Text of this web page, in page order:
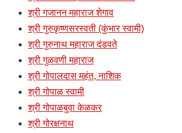
श्री गजानन महाराज शेगाव
श्री गुरुकृष्णसरस्वती (कुंभार स्वामी)
श्री गुरुनाथ महाराज दंडवते
श्री गुळवणी महाराज
श्री गोपालदास महंत, नाशिक
श्री गोपाळ स्वामी
श्री गोपाळबुवा केळकर
श्री गोरक्षनाथ